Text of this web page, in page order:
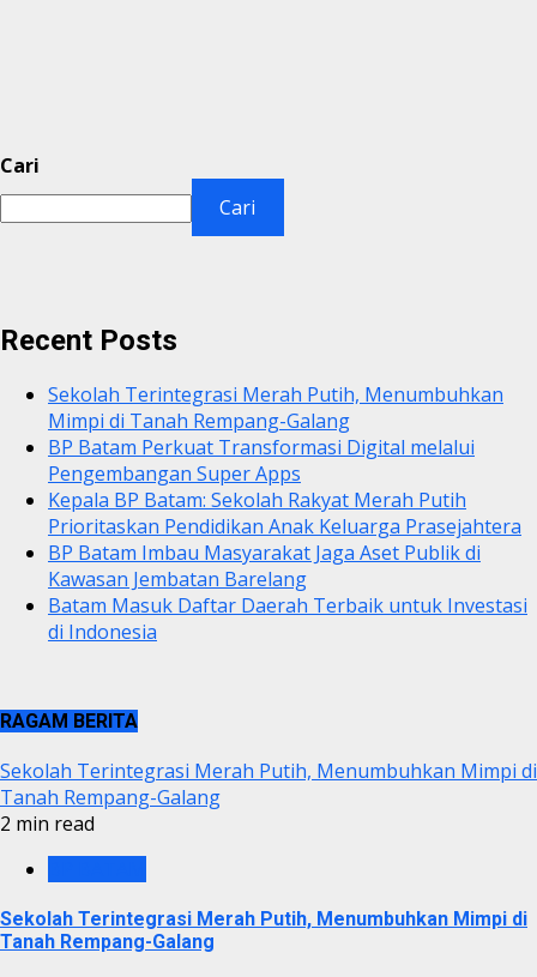
Cari
Cari
Recent Posts
Sekolah Terintegrasi Merah Putih, Menumbuhkan
Mimpi di Tanah Rempang-Galang
BP Batam Perkuat Transformasi Digital melalui
Pengembangan Super Apps
Kepala BP Batam: Sekolah Rakyat Merah Putih
Prioritaskan Pendidikan Anak Keluarga Prasejahtera
BP Batam Imbau Masyarakat Jaga Aset Publik di
Kawasan Jembatan Barelang
Batam Masuk Daftar Daerah Terbaik untuk Investasi
di Indonesia
RAGAM BERITA
Sekolah Terintegrasi Merah Putih, Menumbuhkan Mimpi di
Tanah Rempang-Galang
2 min read
Sekolah Terintegrasi Merah Putih, Menumbuhkan Mimpi di
Tanah Rempang-Galang